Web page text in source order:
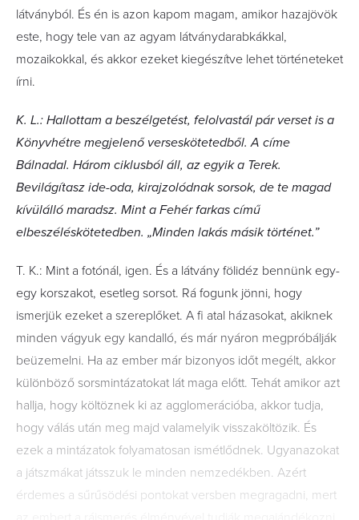
látványból. És én is azon kapom magam, amikor hazajövök
este, hogy tele van az agyam látványdarabkákkal,
mozaikokkal, és akkor ezeket kiegészítve lehet történeteket
írni.
K. L.: Hallottam a beszélgetést, felolvastál pár verset is a
Könyvhétre megjelenő verseskötetedből. A címe
Bálnadal. Három ciklusból áll, az egyik a Terek.
Bevilágítasz ide-oda, kirajzolódnak sorsok, de te magad
kívülálló maradsz. Mint a Fehér farkas című
elbeszéléskötetedben. „Minden lakás másik történet.”
T. K.: Mint a fotónál, igen. És a látvány fölidéz bennünk egy-
egy korszakot, esetleg sorsot. Rá fogunk jönni, hogy
ismerjük ezeket a szereplőket. A fi atal házasokat, akiknek
minden vágyuk egy kandalló, és már nyáron megpróbálják
beüzemelni. Ha az ember már bizonyos időt megélt, akkor
különböző sorsmintázatokat lát maga előtt. Tehát amikor azt
hallja, hogy költöznek ki az agglomerációba, akkor tudja,
hogy válás után meg majd valamelyik visszaköltözik. És
ezek a mintázatok folyamatosan ismétlődnek. Ugyanazokat
a játszmákat játsszuk le minden nemzedékben. Azért
érdemes a sűrűsödési pontokat versben megragadni, mert